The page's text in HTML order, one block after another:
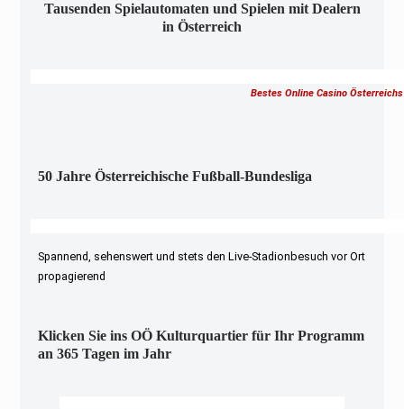
Tausenden Spielautomaten und Spielen mit Dealern
in Österreich
Bestes Online Casino Österreichs
50 Jahre Österreichische Fußball-Bundesliga
Spannend, sehenswert und stets den Live-Stadionbesuch vor Ort
propagierend
Klicken Sie ins OÖ Kulturquartier für Ihr Programm
an 365 Tagen im Jahr